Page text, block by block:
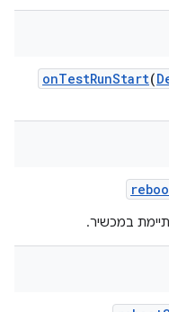
onTestRunStart(
במכשיר.